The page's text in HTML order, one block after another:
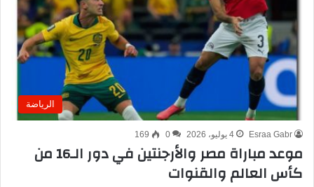
الرياضة
Esraa Gabr 4 يوليو، 2026 0
169
موعد مباراة مصر والأرجنتين في دور الـ16 من
كأس العالم والقنوات